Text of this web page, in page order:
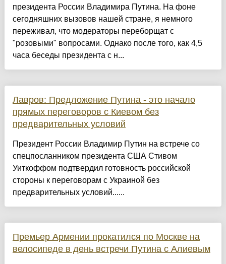
президента России Владимира Путина. На фоне
сегодняшних вызовов нашей стране, я немного
переживал, что модераторы переборщат с
"розовыми" вопросами. Однако после того, как 4,5
часа беседы президента с н...
Лавров: Предложение Путина - это начало
прямых переговоров с Киевом без
предварительных условий
Президент России Владимир Путин на встрече со
спецпосланником президента США Стивом
Уиткоффом подтвердил готовность российской
стороны к переговорам с Украиной без
предварительных условий......
Премьер Армении прокатился по Москве на
велосипеде в день встречи Путина с Алиевым